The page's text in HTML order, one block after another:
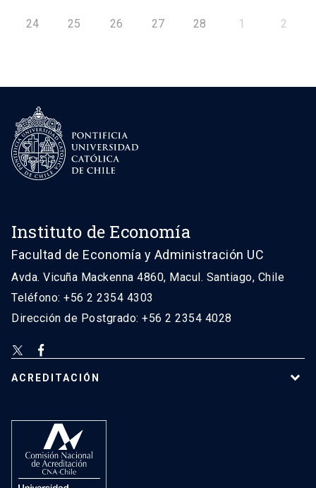
24 25 26 27 28 1 2
Instituto de Economía
Facultad de Economía y Administración UC
Avda. Vicuña Mackenna 4860, Macul. Santiago, Chile
Teléfono: +56 2 2354 4303
Dirección de Postgrado: +56 2 2354 4028
ACREDITACIÓN